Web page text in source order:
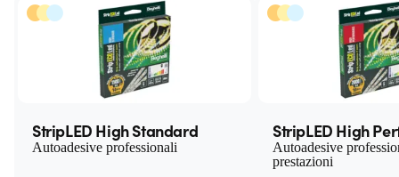
StripLED High Standard
Autoadesive professionali
StripLED High
Autoadesive
prestazioni